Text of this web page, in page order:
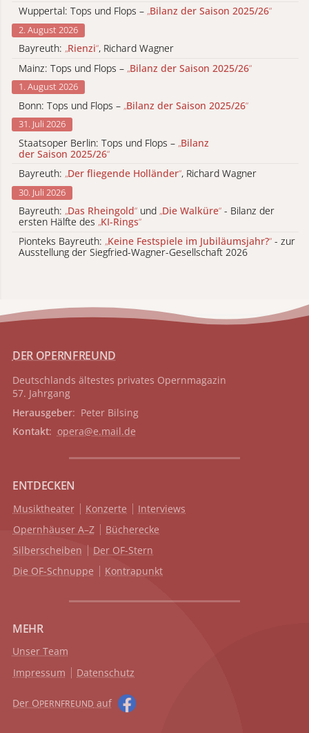
Wuppertal: Tops und Flops – „Bilanz der Saison 2025/26“
2. August 2026
Bayreuth: „Rienzi“, Richard Wagner
Mainz: Tops und Flops – „Bilanz der Saison 2025/26“
1. August 2026
Bonn: Tops und Flops – „Bilanz der Saison 2025/26“
31. Juli 2026
Staatsoper Berlin: Tops und Flops – „Bilanz
der Saison 2025/26“
Bayreuth: „Der fliegende Holländer“, Richard Wagner
30. Juli 2026
Bayreuth: „Das Rheingold“ und „Die Walküre“ - Bilanz der
ersten Hälfte des „KI-Rings“
Pionteks Bayreuth: „Keine Festspiele im Jubiläumsjahr?“ - zur
Ausstellung der Siegfried-Wagner-Gesellschaft 2026
DER OPERNFREUND
Deutschlands ältestes privates Opernmagazin
57. Jahrgang
Herausgeber: Peter Bilsing
Kontakt: opera@e.mail.de
ENTDECKEN
Musiktheater Konzerte
Interviews
Opernhäuser A–Z
Bücherecke
Silberscheiben
Der OF-Stern
Die OF-Schnuppe
Kontrapunkt
MEHR
Unser Team
Impressum
Datenschutz
Der OPERNFREUND auf